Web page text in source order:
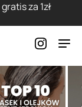
za 1zł